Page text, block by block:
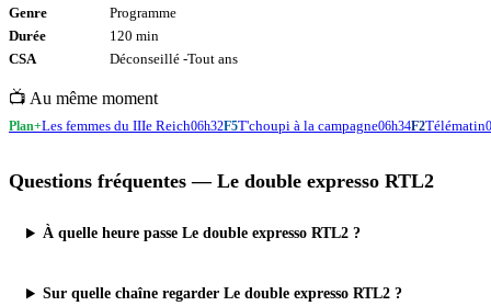
Genre
Programme
Durée
120 min
CSA
Déconseillé -Tout ans
📺 Au même moment
Plan+Les femmes du IIIe Reich06h32F5T'choupi à la campagne06h34F2Télématin
Questions fréquentes — Le double expresso RTL2
À quelle heure passe Le double expresso RTL2 ?
Sur quelle chaîne regarder Le double expresso RTL2 ?